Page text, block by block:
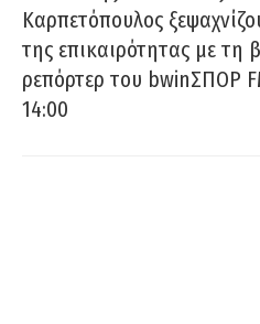
Καρπετόπουλος
της επικαιρότητας με
ρεπόρτερ του bwinΣΠΟΡ
14:00